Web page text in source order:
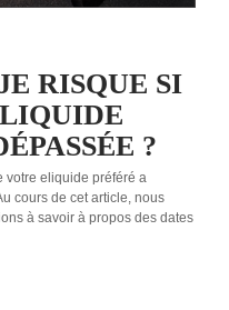
RISQUE SI
?
votre eliquide préféré a
cours de cet article, nous
à savoir à propos des dates